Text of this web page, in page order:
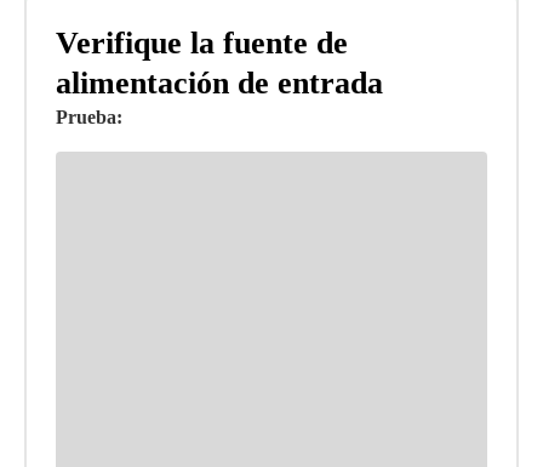
Verifique la fuente de
alimentación de entrada
Prueba: